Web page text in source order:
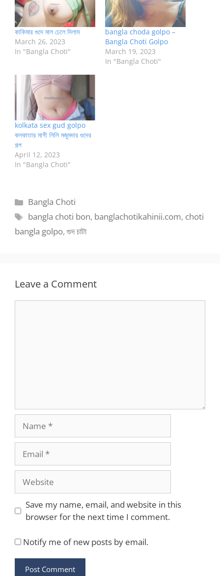
কাকিমার গুদে মাল ঢেলে দিলাম
March 26, 2023
In "Bangla Choti"
bangla choda golpo –
Bangla Choti Golpo
March 19, 2023
In "Bangla Choti"
kolkata sex gud golpo
কলকাতার মাগী লিলি মজুমদার গুদের
গল্প
April 12, 2023
In "Bangla Choti"
Categories
Bangla Choti
Tags
bangla choti bon, banglachotikahinii.com, choti
bangla golpo, গুদ চাটা
Leave a Comment
Website
Save my name, email, and website in this
browser for the next time I comment.
Notify me of new posts by email.